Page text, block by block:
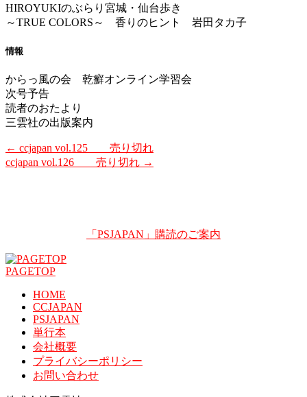
HIROYUKIのぶらり宮城・仙台歩き
～TRUE COLORS～ 香りのヒント 岩田タカ子
情報
からっ風の会 乾癬オンライン学習会
次号予告
読者のおたより
三雲社の出版案内
← ccjapan vol.125 売り切れ
ccjapan vol.126 売り切れ →
「PSJAPAN」購読のご案内
PAGETOP
HOME
CCJAPAN
PSJAPAN
単行本
会社概要
プライバシーポリシー
お問い合わせ